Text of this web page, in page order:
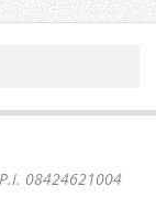
08424621004